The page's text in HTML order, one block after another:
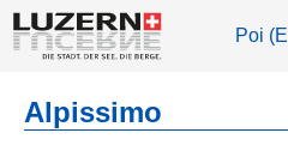
Poi
Alpissimo